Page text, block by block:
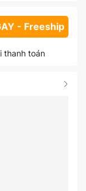
- Freeship
thanh toán